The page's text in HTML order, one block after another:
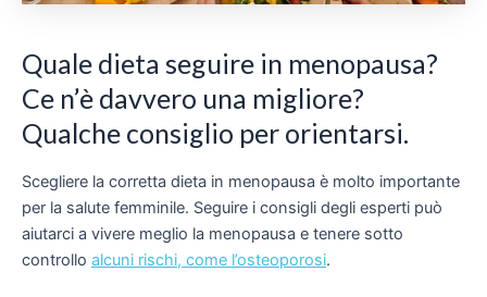
Quale dieta seguire in menopausa?
Ce n’è davvero una migliore?
Qualche consiglio per orientarsi.
Scegliere la corretta dieta in menopausa è molto importante
per la salute femminile. Seguire i consigli degli esperti può
aiutarci a vivere meglio la menopausa e tenere sotto
controllo alcuni rischi, come l’osteoporosi.